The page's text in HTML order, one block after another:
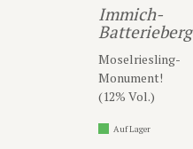
Immich-
Batterieberg
Moselriesling-
Monument!
(12% Vol.)
Auf Lager